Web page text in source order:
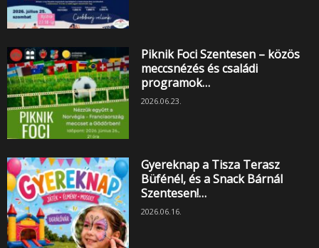
Piknik Foci Szentesen – közös
meccsnézés és családi
programok…
2026.06.23.
Gyereknap a Tisza Terasz
Büfénél, és a Snack Bárnál
Szentesen!…
2026.06.16.